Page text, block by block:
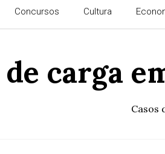
Concursos Cultura
carga
Casos